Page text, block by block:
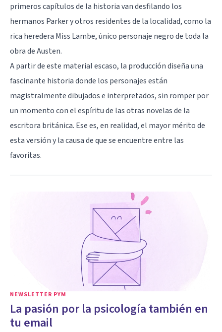
primeros capítulos de la historia van desfilando los
hermanos Parker y otros residentes de la localidad, como la
rica heredera Miss Lambe, único personaje negro de toda la
obra de Austen.
A partir de este material escaso, la producción diseña una
fascinante historia donde los personajes están
magistralmente dibujados e interpretados, sin romper por
un momento con el espíritu de las otras novelas de la
escritora británica. Ese es, en realidad, el mayor mérito de
esta versión y la causa de que se encuentre entre las
favoritas.
NEWSLETTER PYM
La pasión por la psicología también en
tu email